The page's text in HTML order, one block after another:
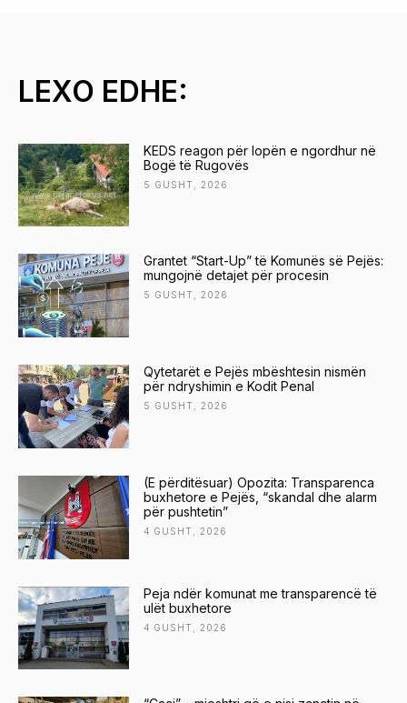
LEXO EDHE:
KEDS reagon për lopën e ngordhur në
Bogë të Rugovës
5 GUSHT, 2026
Grantet “Start-Up” të Komunës së Pejës:
mungojnë detajet për procesin
5 GUSHT, 2026
Qytetarët e Pejës mbështesin nismën
për ndryshimin e Kodit Penal
5 GUSHT, 2026
(E përditësuar) Opozita: Transparenca
buxhetore e Pejës, “skandal dhe alarm
për pushtetin”
4 GUSHT, 2026
Peja ndër komunat me transparencë të
ulët buxhetore
4 GUSHT, 2026